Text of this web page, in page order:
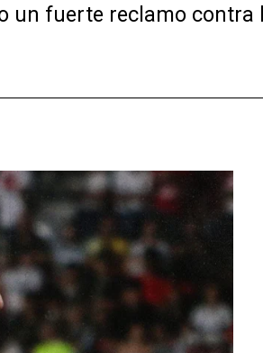
un fuerte reclamo